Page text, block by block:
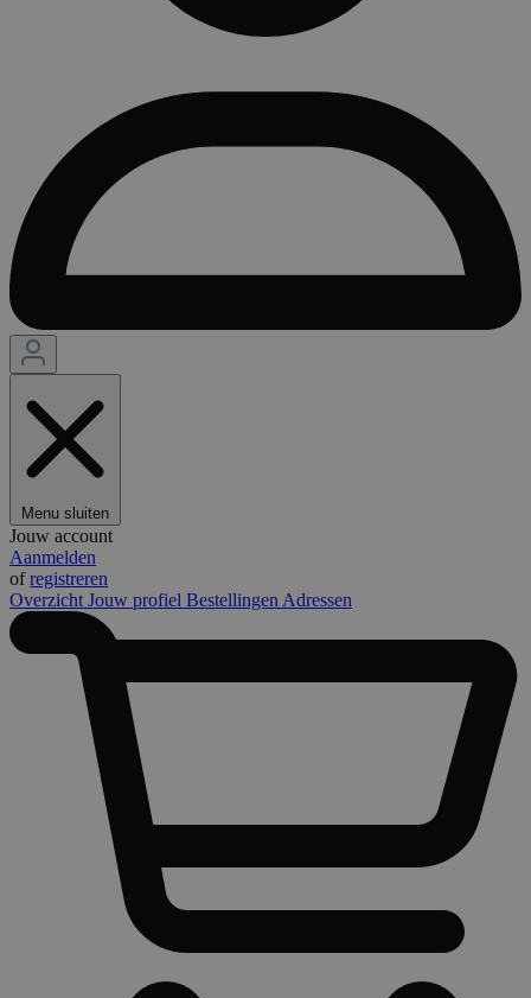
Menu sluiten
Jouw account
Aanmelden
ofregistreren
Overzicht Jouw profiel Bestellingen Adressen